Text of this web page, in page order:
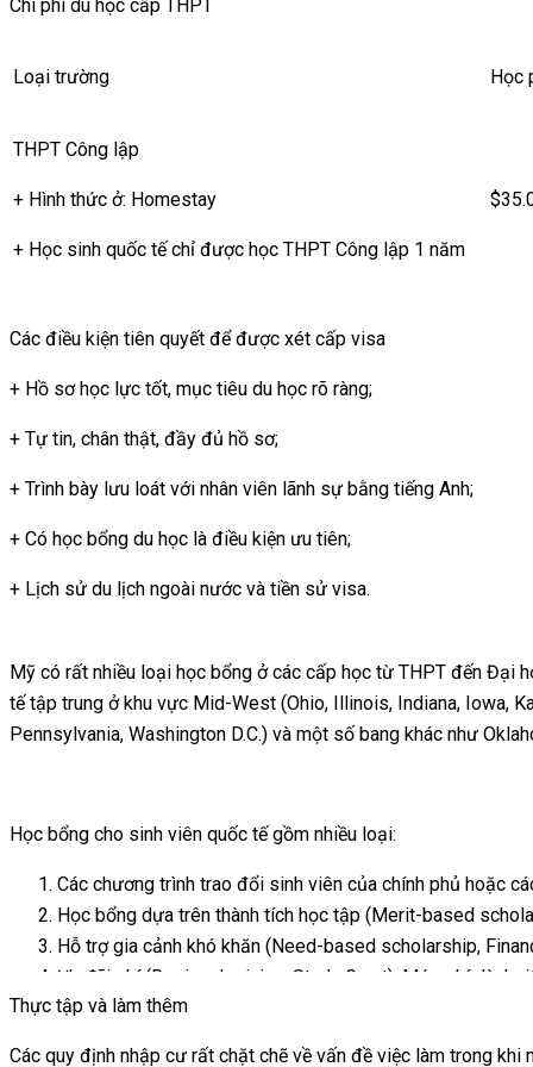
Về chất lượng cuộc sống,
Bên cạnh đó, Canada còn xếp thứ hạng cao trong các
Chi phí du học cấp THPT
Loại trường Học
THPT Công lập
+ Hình thức ở: Homestay
+ Học sinh quốc tế chỉ được học THPT Công lập 1 năm
THPT Nội trú
+ Hình thức ở: Ký túc xá
Cấp học Học phí (USD) Yêu cầu đầu vào
$16.000/năm
ĐTB 6.5+; IELTS 5.5+/
Đại học
(4 năm)
$30.000 –
$55.000/năm
Các trường Top 300:
78+
93+
Các điều kiện tiên quyết để được xét cấp visa
+ Hồ sơ học lực tốt, mục tiêu du học rõ ràng;
+ Tự tin, chân thật, đầy đủ hồ sơ;
+ Trình bày lưu loát với nhân viên lãnh sự bằng tiếng Anh;
+ Có học bổng du học là điều kiện ưu tiên;
+ Lịch sử du lịch ngoài nước và tiền sử visa.
Các loại thị thực du học
+ Hầu hết sinh viên quốc tế hệ Cao đẳng, Đại học, Thạc sỹ
Hình thức và thời gian xin thị thực
Du học sinh phải phỏng vấn xin visa tại Đại sứ quán ở Hà Nội
Đương đơn được đặt lịch phỏng vấn trong vòng … ngày trước
Mỹ có rất nhiều loại học bổng ở các cấp học từ THPT đến Đại
tế tập trung ở khu vực Mid-West (Ohio, Illinois, Indiana, Iowa,
Pennsylvania, Washington D.C.) và một số bang khác như
Học bổng cho sinh viên quốc tế gồm nhiều loại:
Các chương trình trao đổi sinh viên của chính phủ hoặc
Học bổng dựa trên thành tích học tập (Merit-based
Hỗ trợ gia cảnh khó khăn (Need-based scholarship,
Ưu đãi phí (Regional pricing, Study Grant): Mức phí
ưu đãi cho sinh viên quốc tế (Study Grant).
Thực tập và làm thêm
Các quy định nhập cư rất chặt chẽ về vấn đề việc làm trong